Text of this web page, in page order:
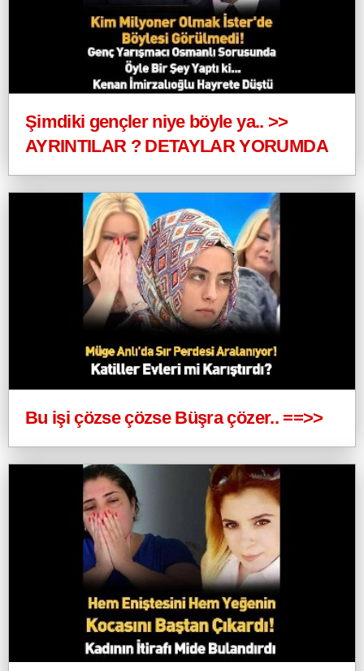
Şimdiki gençler niye böyle ya.. >>
AYRINTILAR ? DETAYLAR YORUMDA
Bu işi çözse çözse Büşra çözer.. ==>>